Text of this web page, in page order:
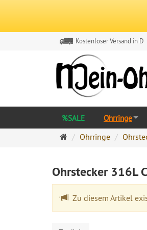
Kostenloser Versand in D
%SALE Ohrringe
Ohrringe
Ohrringe
Ohrstecker 316L
Zu diesem Artikel